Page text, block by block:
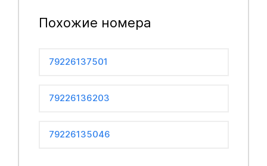
Похожие номера
79226137501
79226136203
79226135046